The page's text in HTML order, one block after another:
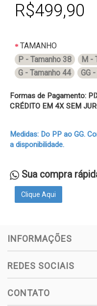
R$499,90
TAMANHO
P - Tamanho 38
M -
G - Tamanho 44
GG
Formas de Pagamento:
CRÉDITO EM 4X SEM
Medidas: Do PP ao GG.
a disponibilidade.
Sua compra
Clique Aqui
INFORMAÇÕES
REDES SOCIAIS
CONTATO